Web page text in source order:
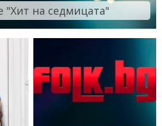
"Хит на седмицата"